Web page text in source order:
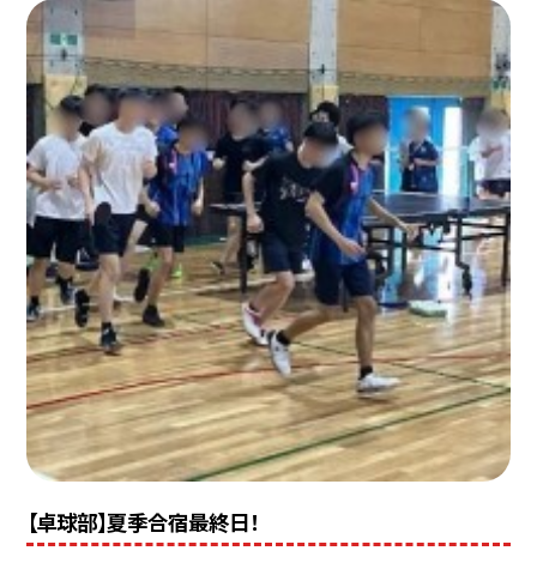
【卓球部】夏季合宿最終日！